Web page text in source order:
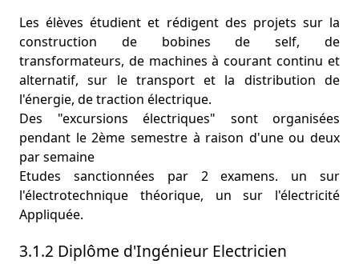
Les élèves étudient et rédigent des projets sur la
construction de bobines de self, de
transformateurs, de machines à courant continu et
alternatif, sur le transport et la distribution de
l'énergie, de traction électrique.
Des "excursions électriques" sont organisées
pendant le 2ème semestre à raison d'une ou deux
par semaine
Etudes sanctionnées par 2 examens. un sur
l'électrotechnique théorique, un sur l'électricité
Appliquée.
3.1.2 Diplôme d'Ingénieur Electricien